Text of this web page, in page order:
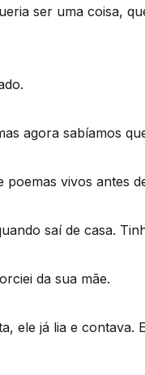
ser uma coisa,
agora sabíamos
vivos antes
saí de casa.
da sua mãe.
ele já lia e contava.